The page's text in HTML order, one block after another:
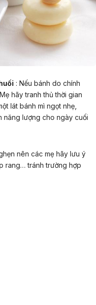
: Nếu bánh do chính
hãy tranh thủ thời gian
lát bánh mì ngọt nhẹ,
năng lượng cho ngày cuối
nên các mẹ hãy lưu ý
rang… tránh trường hợp